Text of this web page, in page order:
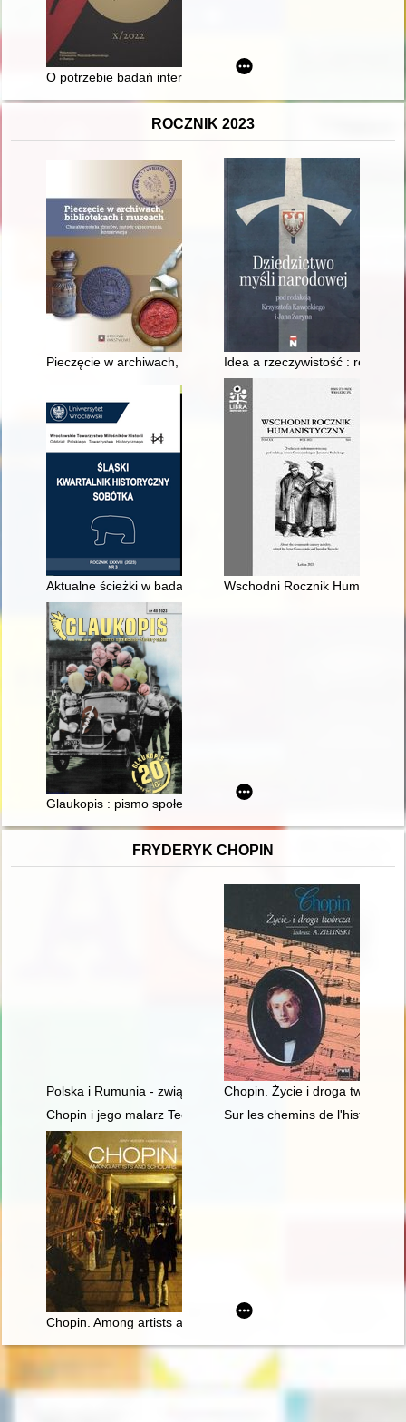
O potrzebie badań interdyscyplinarnych na przykładzie
ROCZNIK 2023
Pieczęcie w archiwach, bibliotekach i muzeach :
Idea a rzeczywistość : realizm
Aktualne ścieżki w badaniach nad historią nauki.
Wschodni Rocznik
Glaukopis : pismo społeczno-historyczne. Nr 40 (2023)
FRYDERYK CHOPIN
Polska i Rumunia - związki historyczne i kulturowe -
Chopin. Życie i droga twórcza
Chopin i jego malarz Teofil Kwiatkowski (1809-1891).
Sur les chemins de l'histoire
Chopin. Among artists and scholars